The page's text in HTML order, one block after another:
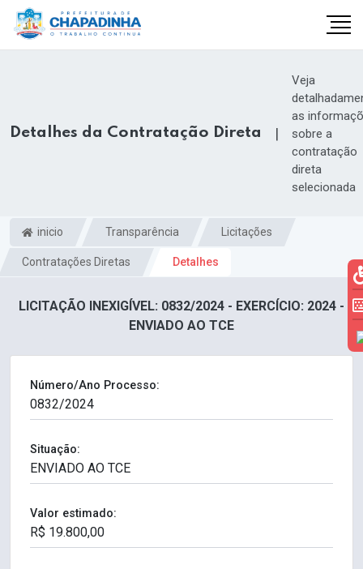
Detalhes da Contratação Direta |
Veja
as
sobre a
contratação
direta
selecionada
inicio Transparência Licitações
Contratações Diretas Detalhes
LICITAÇÃO INEXIGÍVEL: 0832/2024 - EXERCÍCIO: 2024 -
ENVIADO AO TCE
Número/Ano Processo:
Situação:
Valor estimado: